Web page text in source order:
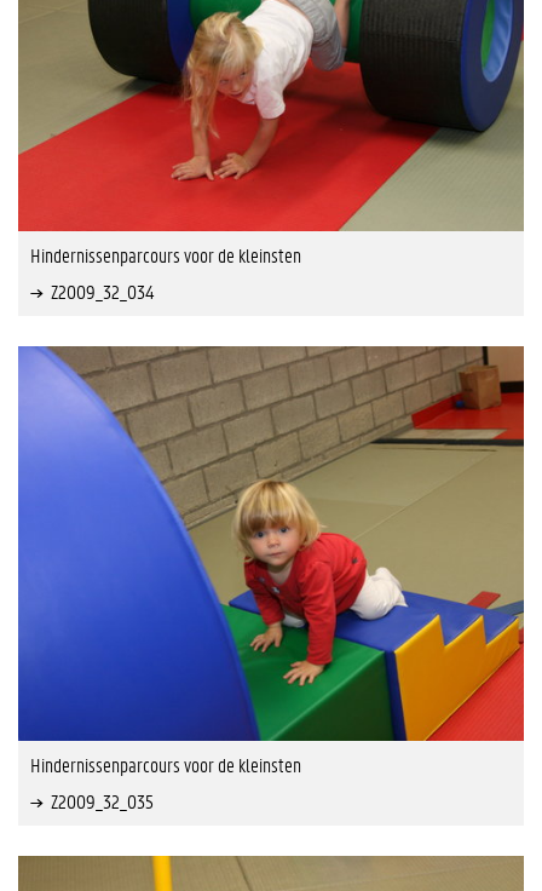
Hindernissenparcours voor de kleinsten
Z2009_32_034
Hindernissenparcours voor de kleinsten
Z2009_32_035